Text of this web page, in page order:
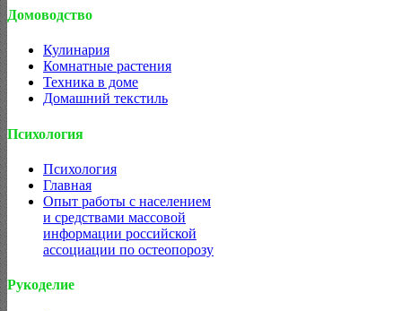
Домоводство
Кулинария
Комнатные растения
Техника в доме
Домашний текстиль
Психология
Психология
Главная
Опыт работы с населением
и средствами массовой
информации российской
ассоциации по остеопорозу
Рукоделие